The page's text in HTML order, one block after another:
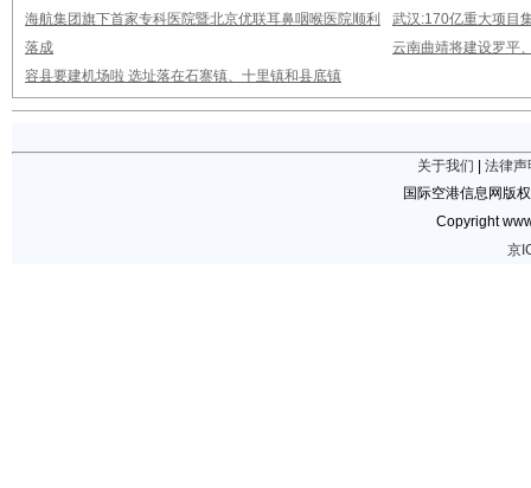
海航集团旗下首家专科医院暨北京优联耳鼻咽喉医院顺利
落成
武汉:170亿重大项目
云南曲靖将建设罗平
容县要建机场啦 选址落在石寨镇、十里镇和县底镇
关于我们
法律声
国际空港信息网版
Copyright
京